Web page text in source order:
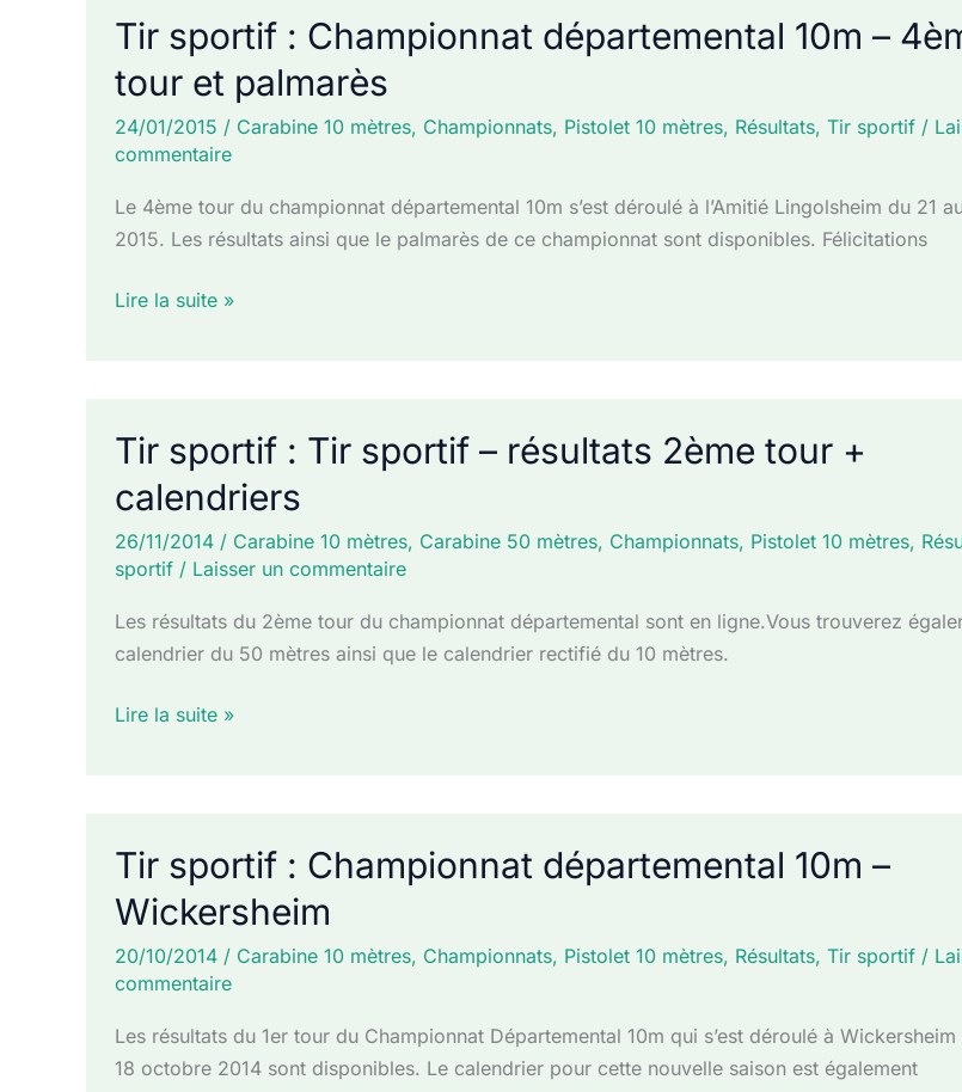
50m
–
Tir sportif : Championnat départemental 10m –
tour et palmarès
24/01/2015 / Carabine 10 mètres, Championnats, Pistolet 10 mètres, Résultats, Tir sportif /
commentaire
Le 4ème tour du championnat départemental 10m s’est déroulé à l’Amitié Lingolsheim du 21
2015. Les résultats ainsi que le palmarès de ce championnat sont disponibles. Félicitations
Tir
10m
–
tour
palmarès
Lire la suite »
Tir sportif : Tir sportif – résultats 2ème tour +
calendriers
26/11/2014 / Carabine 10 mètres, Carabine 50 mètres, Championnats, Pistolet 10 mètres,
sportif / Laisser un commentaire
Les résultats du 2ème tour du championnat départemental sont en ligne.Vous trouverez
calendrier du 50 mètres ainsi que le calendrier rectifié du 10 mètres.
Tir
résultats
tour
calendriers
Lire la suite »
Tir sportif : Championnat départemental 10m –
Wickersheim
20/10/2014 / Carabine 10 mètres, Championnats, Pistolet 10 mètres, Résultats, Tir sportif /
commentaire
Les résultats du 1er tour du Championnat Départemental 10m qui s’est déroulé à Wickersheim
18 octobre 2014 sont disponibles. Le calendrier pour cette nouvelle saison est également